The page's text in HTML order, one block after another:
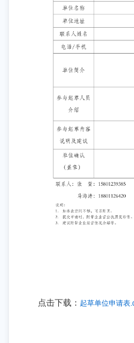
点击下载： 起草单位申请表